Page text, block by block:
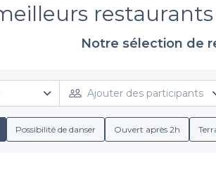
Notre sélection de
Ajouter des participants
Possibilité de danser Ouvert après 2h